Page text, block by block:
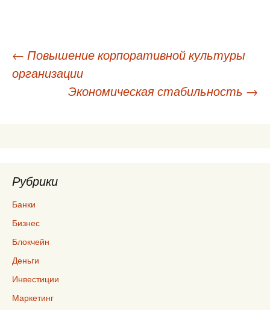
Навигация
по
← Повышение корпоративной культуры
организации
Экономическая стабильность →
Рубрики
Банки
Бизнес
Блокчейн
Деньги
Инвестиции
Маркетинг